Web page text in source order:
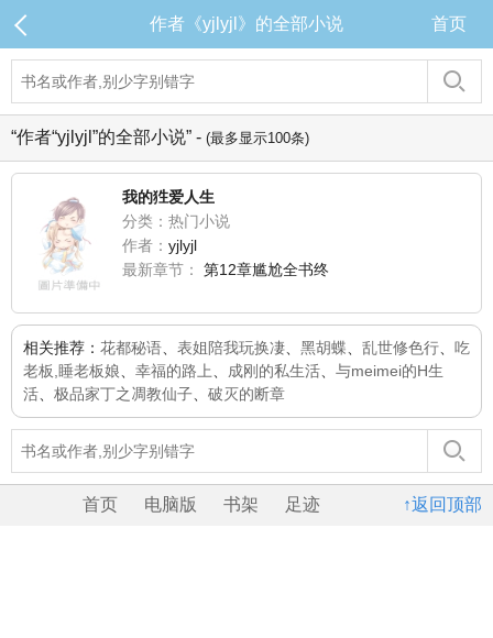
作者《yjlyjl》的全部小说 首页
“作者“yjlyjl”的全部小说” - (最多显示100条)
我的狌爱人生
分类：热门小说
作者： yjlyjl
最新章节：
第12章尴尬全书终
相关推荐： 花都秘语 表姐陪我玩换凄 黑胡蝶 乱世修色行
吃
老板,睡老板娘
幸福的路上 成刚的私生活
与meimei的H生
活
极品家丁之凋教仙子 破灭的断章
↑返回顶部
首页 电脑版 书架 足迹